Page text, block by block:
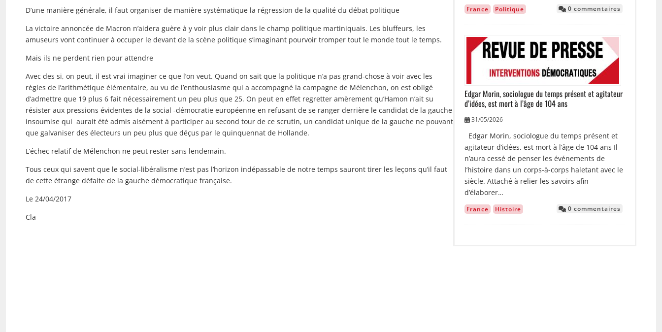
D’une manière générale, il faut organiser de manière systématique la régression de la qualité du débat politique
La victoire annoncée de Macron n’aidera guère à y voir plus clair dans le champ politique martiniquais. Les bluffeurs, les
amuseurs vont continuer à occuper le devant de la scène politique s’imaginant pourvoir tromper tout le monde tout le temps.
Mais ils ne perdent rien pour attendre
Avec des si, on peut, il est vrai imaginer ce que l’on veut. Quand on sait que la politique n’a pas grand-chose à voir avec les
règles de l’arithmétique élémentaire, au vu de l’enthousiasme qui a accompagné la campagne de Mélenchon, on est obligé
d’admettre que 19 plus 6 fait nécessairement un peu plus que 25. On peut en effet regretter amèrement qu’Hamon n’ait su
résister aux pressions évidentes de la social -démocratie européenne en refusant de se ranger derrière le candidat de la gauche
insoumise qui aurait été admis aisément à participer au second tour de ce scrutin, un candidat unique de la gauche ne pouvant
que galvaniser des électeurs un peu plus que déçus par le quinquennat de Hollande.
L’échec relatif de Mélenchon ne peut rester sans lendemain.
Tous ceux qui savent que le social-libéralisme n’est pas l’horizon indépassable de notre temps sauront tirer les leçons qu’il faut
de cette étrange défaite de la gauche démocratique française.
Le 24/04/2017
Cla
France Politique 0 commentaires
Image
Edgar Morin, sociologue du temps présent et agitateur
d’idées, est mort à l’âge de 104 ans
31/05/2026
Edgar Morin, sociologue du temps présent et
agitateur d’idées, est mort à l’âge de 104 ans Il
n’aura cessé de penser les événements de
l’histoire dans un corps-à-corps haletant avec le
siècle. Attaché à relier les savoirs afin
d’élaborer…
France Histoire 0 commentaires